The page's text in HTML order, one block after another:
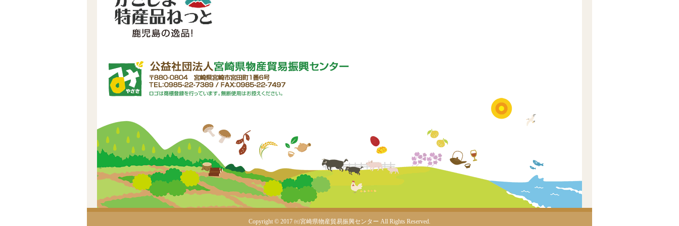
Copyright © 2017 ㈳宮崎県物産貿易振興センター All Rights Reserved.